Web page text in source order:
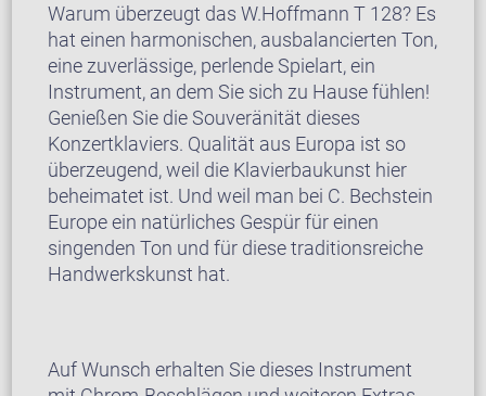
Warum überzeugt das W.Hoffmann T 128? Es
hat einen harmonischen, ausbalancierten Ton,
eine zuverlässige, perlende Spielart, ein
Instrument, an dem Sie sich zu Hause fühlen!
Genießen Sie die Souveränität dieses
Konzertklaviers. Qualität aus Europa ist so
überzeugend, weil die Klavierbaukunst hier
beheimatet ist. Und weil man bei C. Bechstein
Europe ein natürliches Gespür für einen
singenden Ton und für diese traditionsreiche
Handwerkskunst hat.
Auf Wunsch erhalten Sie dieses Instrument